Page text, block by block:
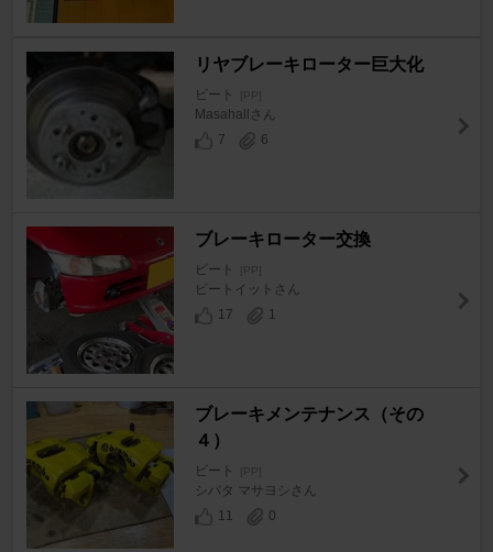
リヤブレーキローター巨大化
ビート [PP]
Masahallさん
7
6
ブレーキローター交換
ビート [PP]
ビートイットさん
17
1
ブレーキメンテナンス（その
４）
ビート [PP]
シバタ マサヨシさん
11
0